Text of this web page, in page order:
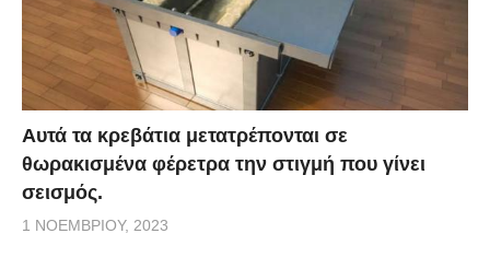
Αυτά τα κρεβάτια μετατρέπονται σε
θωρακισμένα φέρετρα την στιγμή που γίνει
σεισμός.
1 ΝΟΕΜΒΡΊΟΥ, 2023